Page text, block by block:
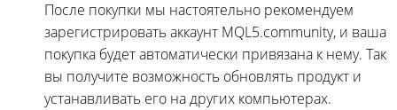
После покупки мы настоятельно рекомендуем
зарегистрировать аккаунт MQL5.community, и ваша
покупка будет автоматически привязана к нему. Так
вы получите возможность обновлять продукт и
устанавливать его на других компьютерах.